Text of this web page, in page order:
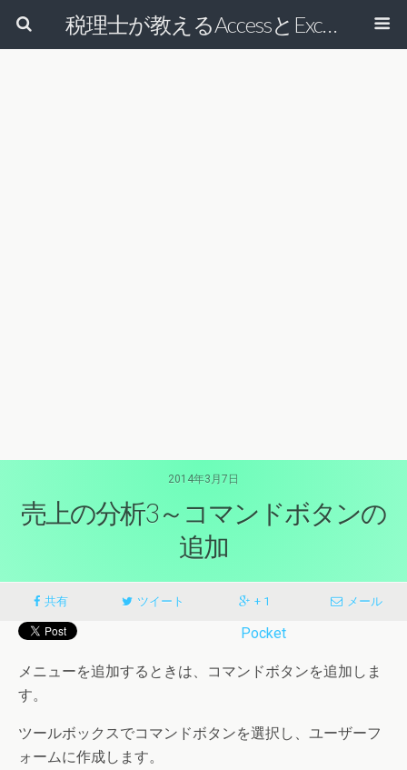
税理士が教えるAccessとExcelで経理の仕事を効率的にする方法
2014年3月7日
売上の分析3～コマンドボタンの
追加
共有 ツイート + 1 メール
Pocket
メニューを追加するときは、コマンドボタンを追加しま
す。
ツールボックスでコマンドボタンを選択し、ユーザーフ
ォームに作成します。